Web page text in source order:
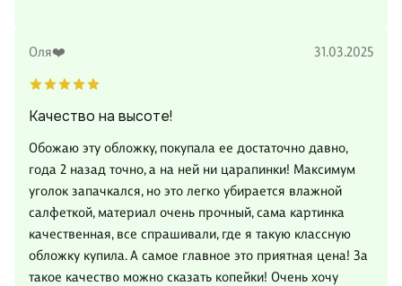
Оля❤️ 31.03.2025
Качество на высоте!
Обожаю эту обложку, покупала ее достаточно давно,
года 2 назад точно, а на ней ни царапинки! Максимум
уголок запачкался, но это легко убирается влажной
салфеткой, материал очень прочный, сама картинка
качественная, все спрашивали, где я такую классную
обложку купила. А самое главное это приятная цена! За
такое качество можно сказать копейки! Очень хочу